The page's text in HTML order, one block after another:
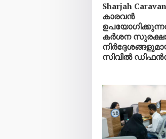
Sharjah
കാരവൻ
കർശന
സിവിൽ